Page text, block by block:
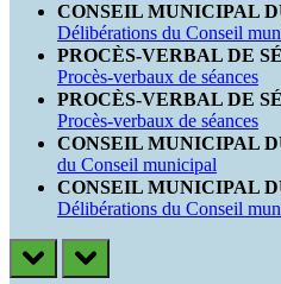
CONSEIL MUNICIPAL
Délibérations du Conseil
PROCÈS-VERBAL DE
Procès-verbaux de séances
PROCÈS-VERBAL DE
Procès-verbaux de séances
CONSEIL MUNICIPAL
du Conseil municipal
CONSEIL MUNICIPAL
Délibérations du Conseil
prev next